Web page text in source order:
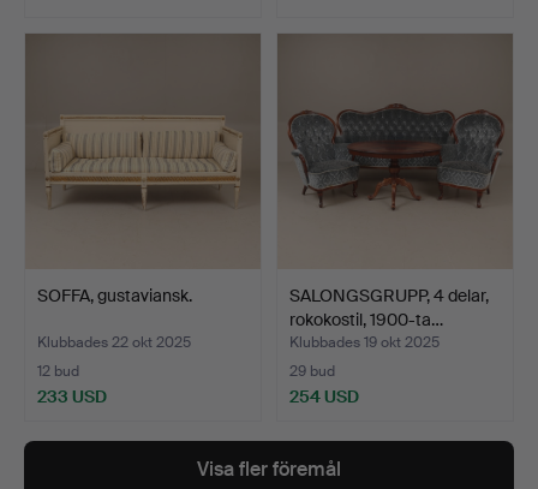
SOFFA, gustaviansk.
Klubbades 22 okt 2025
12 bud
233 USD
SALONGSGRUPP, 4 delar,
rokokostil, 1900-ta…
Klubbades 19 okt 2025
29 bud
254 USD
Visa fler föremål